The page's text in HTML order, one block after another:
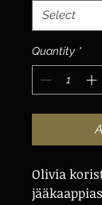
Quantity *
Olivia